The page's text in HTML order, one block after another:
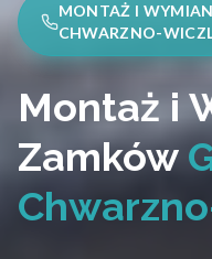
MONTAŻ I
CHWARZNO-
Montaż i
Zamków